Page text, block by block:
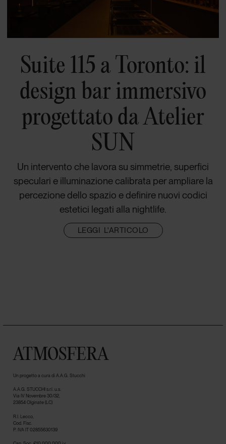
Suite 115 a Toronto: il
design bar immersivo
progettato da Atelier
SUN
Un intervento che lavora su simmetrie, superfici
speculari e illuminazione calibrata per ampliare la
percezione dello spazio e definire nuovi codici
estetici legati alla nightlife.
LEGGI L'ARTICOLO
ATMOSFERA
Un progetto a cura di A.A.G. Stucchi
A.A.G. STUCCHI s.r.l. u.s.
Via IV Novembre 30/32,
23854 Olginate (LC)
R.I. Lecco,
Cod. Fisc.
P. IVA IT 02855630139